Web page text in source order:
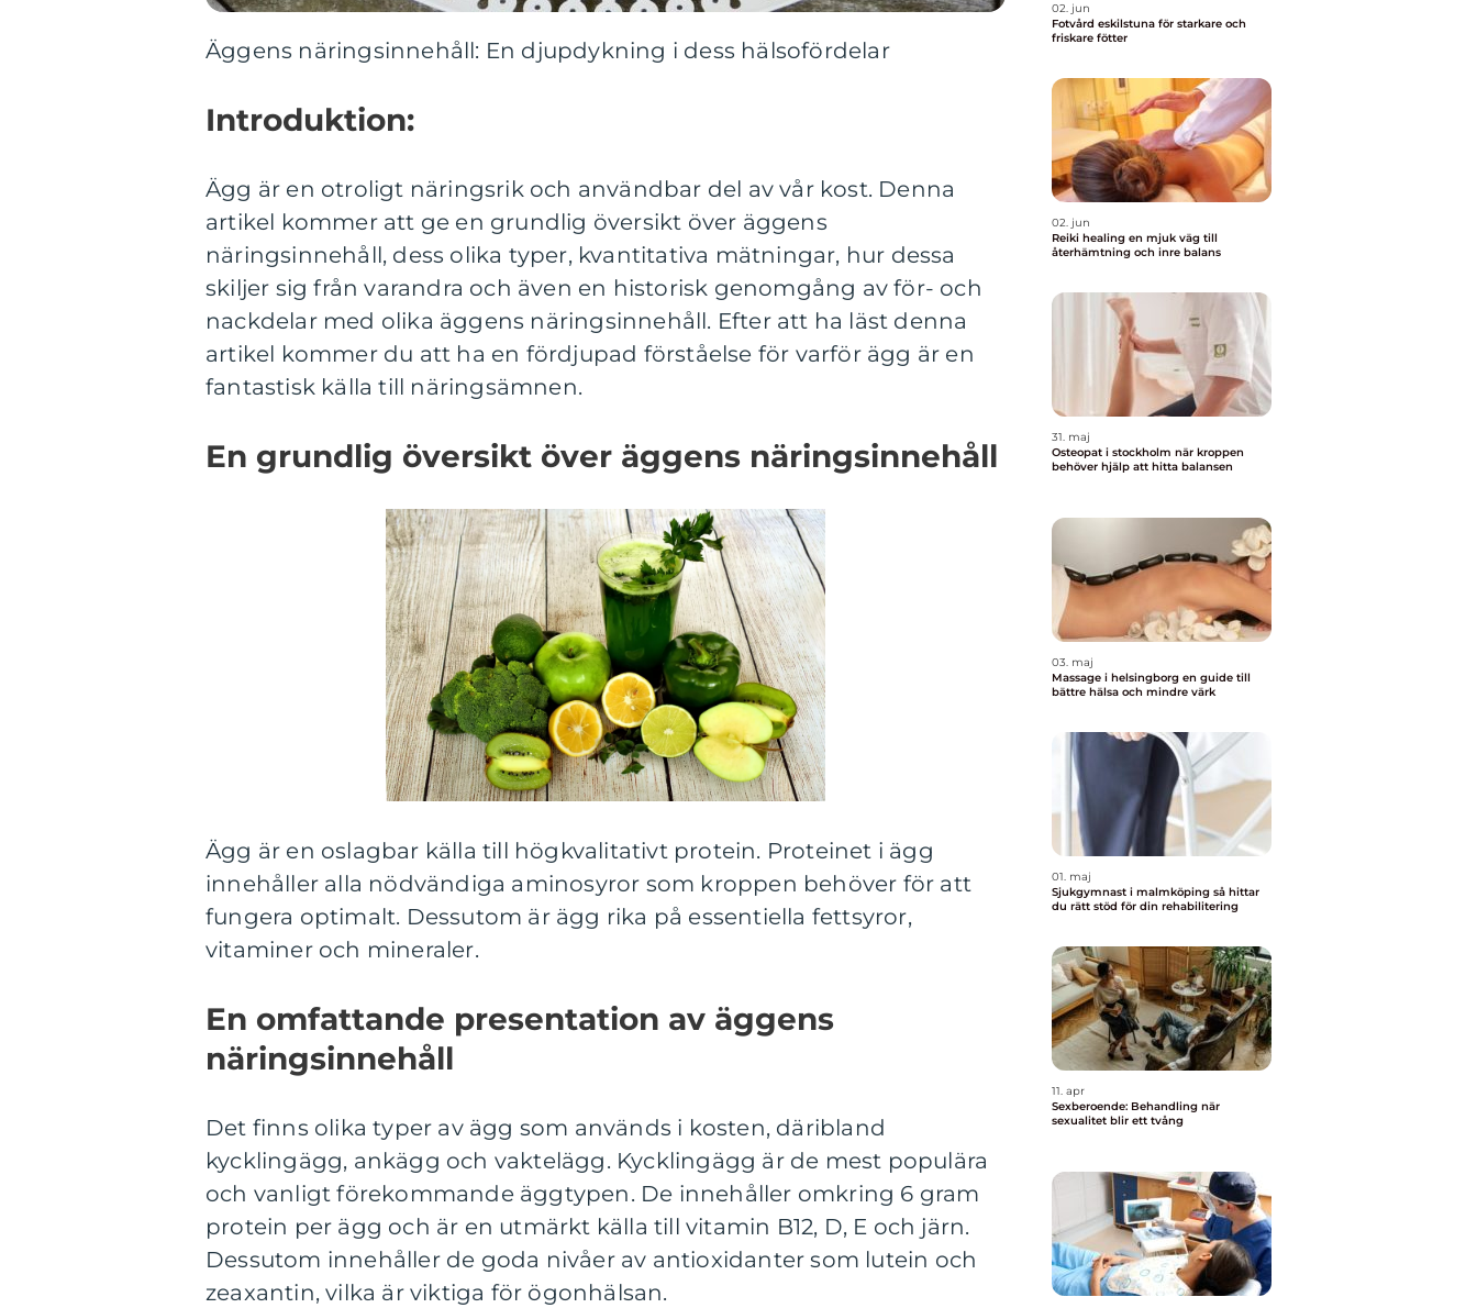
Äggens näringsinnehåll: En djupdykning i dess hälsofördelar
Introduktion:
Ägg är en otroligt näringsrik och användbar del av vår kost. Denna
artikel kommer att ge en grundlig översikt över äggens
näringsinnehåll, dess olika typer, kvantitativa mätningar, hur dessa
skiljer sig från varandra och även en historisk genomgång av för- och
nackdelar med olika äggens näringsinnehåll. Efter att ha läst denna
artikel kommer du att ha en fördjupad förståelse för varför ägg är en
fantastisk källa till näringsämnen.
En grundlig översikt över äggens näringsinnehåll
Ägg är en oslagbar källa till högkvalitativt protein. Proteinet i ägg
innehåller alla nödvändiga aminosyror som kroppen behöver för att
fungera optimalt. Dessutom är ägg rika på essentiella fettsyror,
vitaminer och mineraler.
En omfattande presentation av äggens
näringsinnehåll
Det finns olika typer av ägg som används i kosten, däribland
kycklingägg, ankägg och vaktelägg. Kycklingägg är de mest populära
och vanligt förekommande äggtypen. De innehåller omkring 6 gram
protein per ägg och är en utmärkt källa till vitamin B12, D, E och järn.
Dessutom innehåller de goda nivåer av antioxidanter som lutein och
zeaxantin, vilka är viktiga för ögonhälsan.
02. jun
Fotvård eskilstuna för starkare och
friskare fötter
02. jun
Reiki healing en mjuk väg till
återhämtning och inre balans
31. maj
Osteopat i stockholm när kroppen
behöver hjälp att hitta balansen
03. maj
Massage i helsingborg en guide till
bättre hälsa och mindre värk
01. maj
Sjukgymnast i malmköping så hittar
du rätt stöd för din rehabilitering
11. apr
Sexberoende: Behandling när
sexualitet blir ett tvång